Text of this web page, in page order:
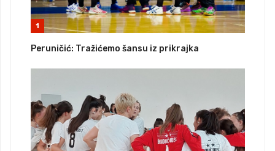
1
Peruničić: Tražićemo šansu iz prikrajka